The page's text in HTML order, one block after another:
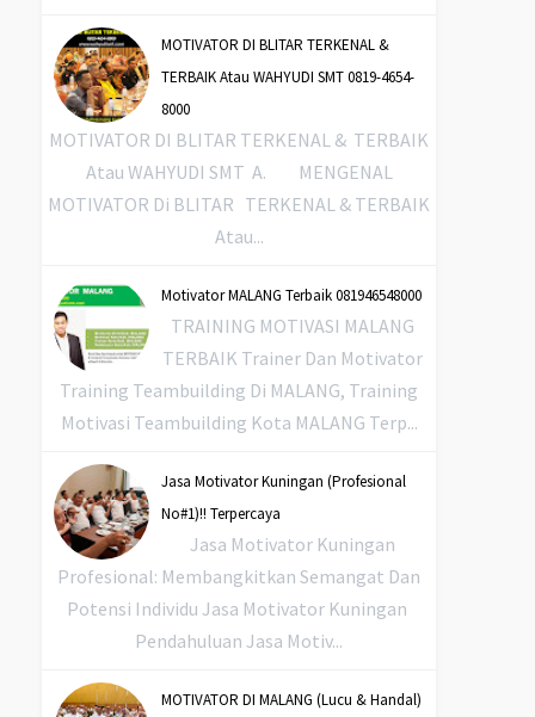
MOTIVATOR DI BLITAR TERKENAL &
TERBAIK Atau WAHYUDI SMT 0819-4654-
8000
MOTIVATOR DI BLITAR TERKENAL & TERBAIK
Atau WAHYUDI SMT A. MENGENAL
MOTIVATOR Di BLITAR TERKENAL & TERBAIK
Atau...
Motivator MALANG Terbaik 081946548000
TRAINING MOTIVASI MALANG
TERBAIK Trainer Dan Motivator
Training Teambuilding Di MALANG, Training
Motivasi Teambuilding Kota MALANG Terp...
Jasa Motivator Kuningan (Profesional
No#1)!! Terpercaya
Jasa Motivator Kuningan
Profesional: Membangkitkan Semangat Dan
Potensi Individu Jasa Motivator Kuningan
Pendahuluan Jasa Motiv...
MOTIVATOR DI MALANG (Lucu & Handal)